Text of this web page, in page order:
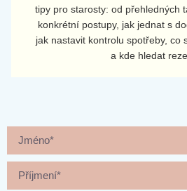
tipy pro starosty: od přehledných
konkrétní postupy, jak jednat s
jak nastavit kontrolu spotřeby, co
a kde hledat